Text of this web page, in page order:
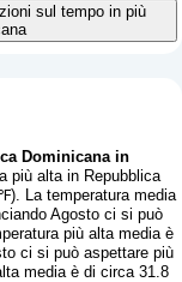
sul tempo in più
Dominicana in
più alta in Repubblica
La temperatura media
Agosto ci si può
più alta media è
ci si può aspettare più
media è di circa 31.8